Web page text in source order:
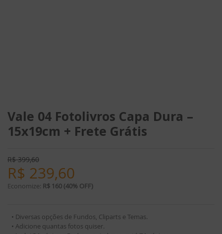
Vale 04 Fotolivros Capa Dura –
15x19cm + Frete Grátis
R$399,60
R$ 239,60
Economize: R$ 160 (40% OFF)
• Diversas opções de Fundos, Cliparts e Temas.
• Adicione quantas fotos quiser.